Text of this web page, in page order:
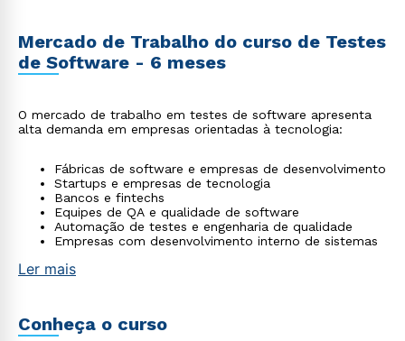
Mercado de Trabalho do curso de Testes
de Software - 6 meses
O mercado de trabalho em testes de software apresenta
alta demanda em empresas orientadas à tecnologia:
Fábricas de software e empresas de desenvolvimento
Startups e empresas de tecnologia
Bancos e fintechs
Equipes de QA e qualidade de software
Automação de testes e engenharia de qualidade
Empresas com desenvolvimento interno de sistemas
Ler mais
Conheça o curso